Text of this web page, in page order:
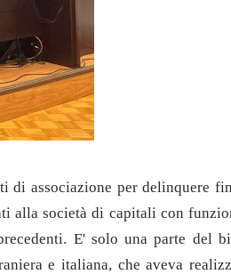
associazione per delinquere
società di capitali con
E' solo una parte del
e italiana, che aveva